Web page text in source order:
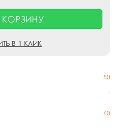
50
-
60
КОРЗИНУ
В 1 КЛИК